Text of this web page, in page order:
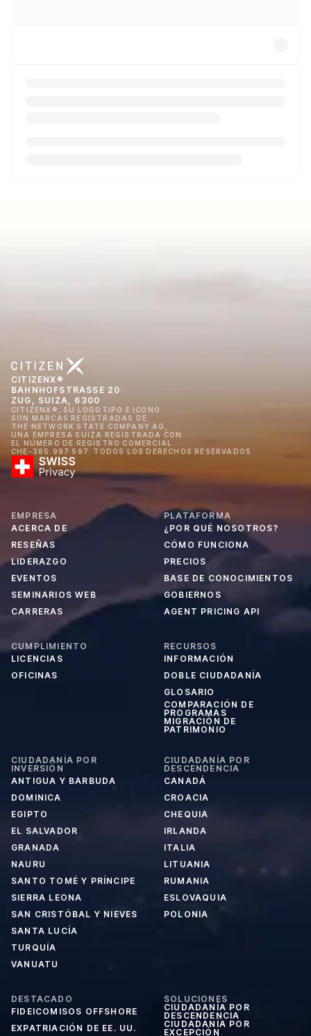
CITIZENX®
BAHNHOFSTRASSE 20
ZUG, SUIZA, 6300
CITIZENX®, SU LOGOTIPO E ICONO
SON MARCAS REGISTRADAS DE
THE NETWORK STATE COMPANY AG,
UNA EMPRESA SUIZA REGISTRADA CON
EL NÚMERO DE REGISTRO COMERCIAL
CHE-385.997.597. TODOS LOS DERECHOS RESERVADOS.
EMPRESA
ACERCA DE
RESEÑAS
LIDERAZGO
EVENTOS
SEMINARIOS WEB
CARRERAS
PLATAFORMA
¿POR QUÉ NOSOTROS?
CÓMO FUNCIONA
PRECIOS
BASE DE CONOCIMIENTOS
GOBIERNOS
AGENT PRICING API
CUMPLIMIENTO
LICENCIAS
OFICINAS
RECURSOS
INFORMACIÓN
DOBLE CIUDADANÍA
GLOSARIO
COMPARACIÓN DE
PROGRAMAS
MIGRACIÓN DE
PATRIMONIO
CIUDADANÍA POR
INVERSIÓN
ANTIGUA Y BARBUDA
DOMINICA
EGIPTO
EL SALVADOR
GRANADA
NAURU
SANTO TOMÉ Y PRÍNCIPE
SIERRA LEONA
SAN CRISTÓBAL Y NIEVES
SANTA LUCÍA
TURQUÍA
VANUATU
CIUDADANÍA POR
DESCENDENCIA
CANADÁ
CROACIA
CHEQUIA
IRLANDA
ITALIA
LITUANIA
RUMANIA
ESLOVAQUIA
POLONIA
DESTACADO
FIDEICOMISOS OFFSHORE
EXPATRIACIÓN DE EE. UU.
SOLUCIONES
CIUDADANÍA POR
DESCENDENCIA
CIUDADANÍA POR
EXCEPCIÓN